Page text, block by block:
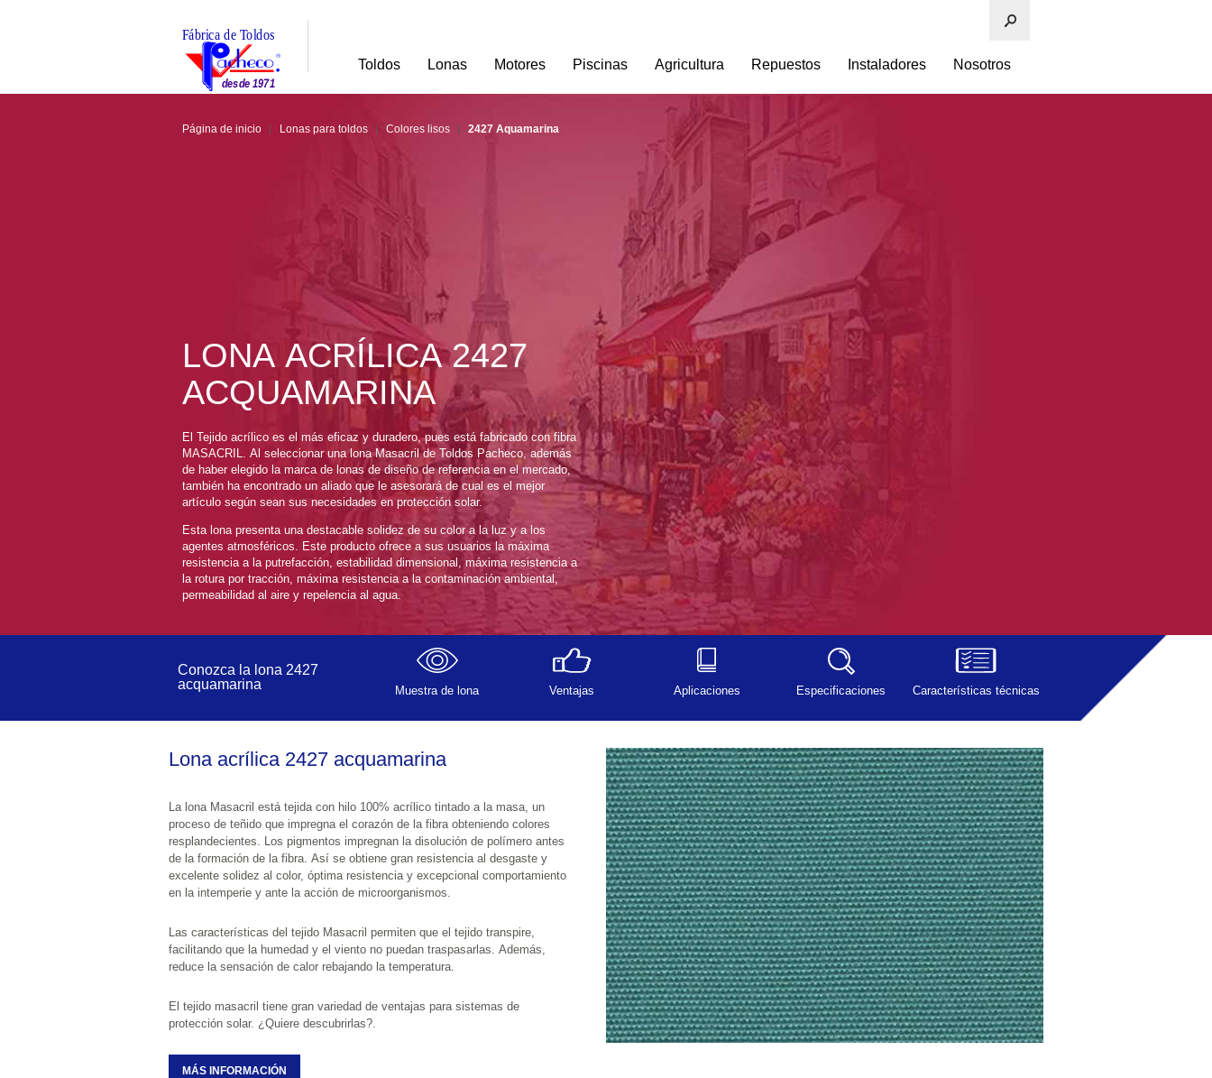
Toldos Lonas Motores Piscinas Agricultura Repuestos Instaladores Nosotros
Página de inicio Lonas para toldos Colores lisos 2427 Aquamarina
LONA ACRÍLICA 2427
ACQUAMARINA
El Tejido acrílico es el más eficaz y duradero, pues está fabricado con fibra
MASACRIL. Al seleccionar una lona Masacril de Toldos Pacheco, además
de haber elegido la marca de lonas de diseño de referencia en el mercado,
también ha encontrado un aliado que le asesorará de cual es el mejor
artículo según sean sus necesidades en protección solar.
Esta lona presenta una destacable solidez de su color a la luz y a los
agentes atmosféricos. Este producto ofrece a sus usuarios la máxima
resistencia a la putrefacción, estabilidad dimensional, máxima resistencia a
la rotura por tracción, máxima resistencia a la contaminación ambiental,
permeabilidad al aire y repelencia al agua.
Conozca la lona 2427
acquamarina
Muestra de lona Ventajas Aplicaciones Especificaciones Características técnicas
Lona acrílica 2427 acquamarina
La lona Masacril está tejida con hilo 100% acrílico tintado a la masa, un
proceso de teñido que impregna el corazón de la fibra obteniendo colores
resplandecientes. Los pigmentos impregnan la disolución de polímero antes
de la formación de la fibra. Así se obtiene gran resistencia al desgaste y
excelente solidez al color, óptima resistencia y excepcional comportamiento
en la intemperie y ante la acción de microorganismos.
Las características del tejido Masacril permiten que el tejido transpire,
facilitando que la humedad y el viento no puedan traspasarlas. Además,
reduce la sensación de calor rebajando la temperatura.
El tejido masacril tiene gran variedad de ventajas para sistemas de
protección solar. ¿Quiere descubrirlas?.
MÁS INFORMACIÓN